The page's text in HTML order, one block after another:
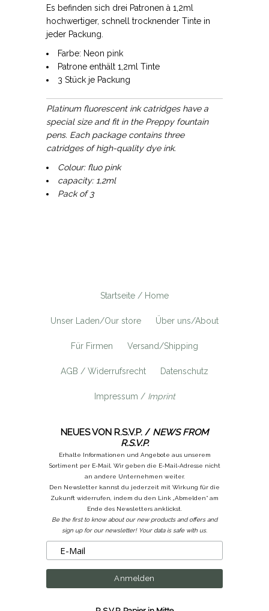
Es befinden sich drei Patronen à 1,2ml
hochwertiger, schnell trocknender Tinte in
jeder Packung.
Farbe: Neon pink
Patrone enthält 1,2ml Tinte
3 Stück je Packung
Platinum fluorescent ink catridges have a
special size and fit in the Preppy fountain
pens. Each package contains three
catridges of high-quality dye ink.
Colour: fluo pink
capacity: 1,2ml
Pack of 3
Startseite / Home
Unser Laden/Our store Über uns/About
Für Firmen Versand/Shipping
AGB / Widerrufsrecht Datenschutz
Impressum / Imprint
NEUES VON R.S.V.P. / NEWS FROM
R.S.V.P.
Erhalte Informationen und Angebote aus unserem
Sortiment per E-Mail. Wir geben die E-Mail-Adresse nicht
an andere Unternehmen weiter.
Den Newsletter kannst du jederzeit mit Wirkung für die
Zukunft widerrufen, indem du den Link „Abmelden“ am
Ende des Newsletters anklickst.
Be the first to know about our new products and offers and
sign up for our newsletter! Your data is safe with us.